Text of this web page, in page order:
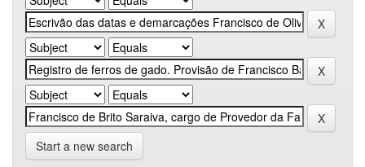
Start a new search